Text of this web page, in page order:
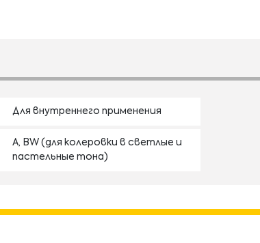
Для внутреннего применения
А, BW (для колеровки в светлые и
пастельные тона)